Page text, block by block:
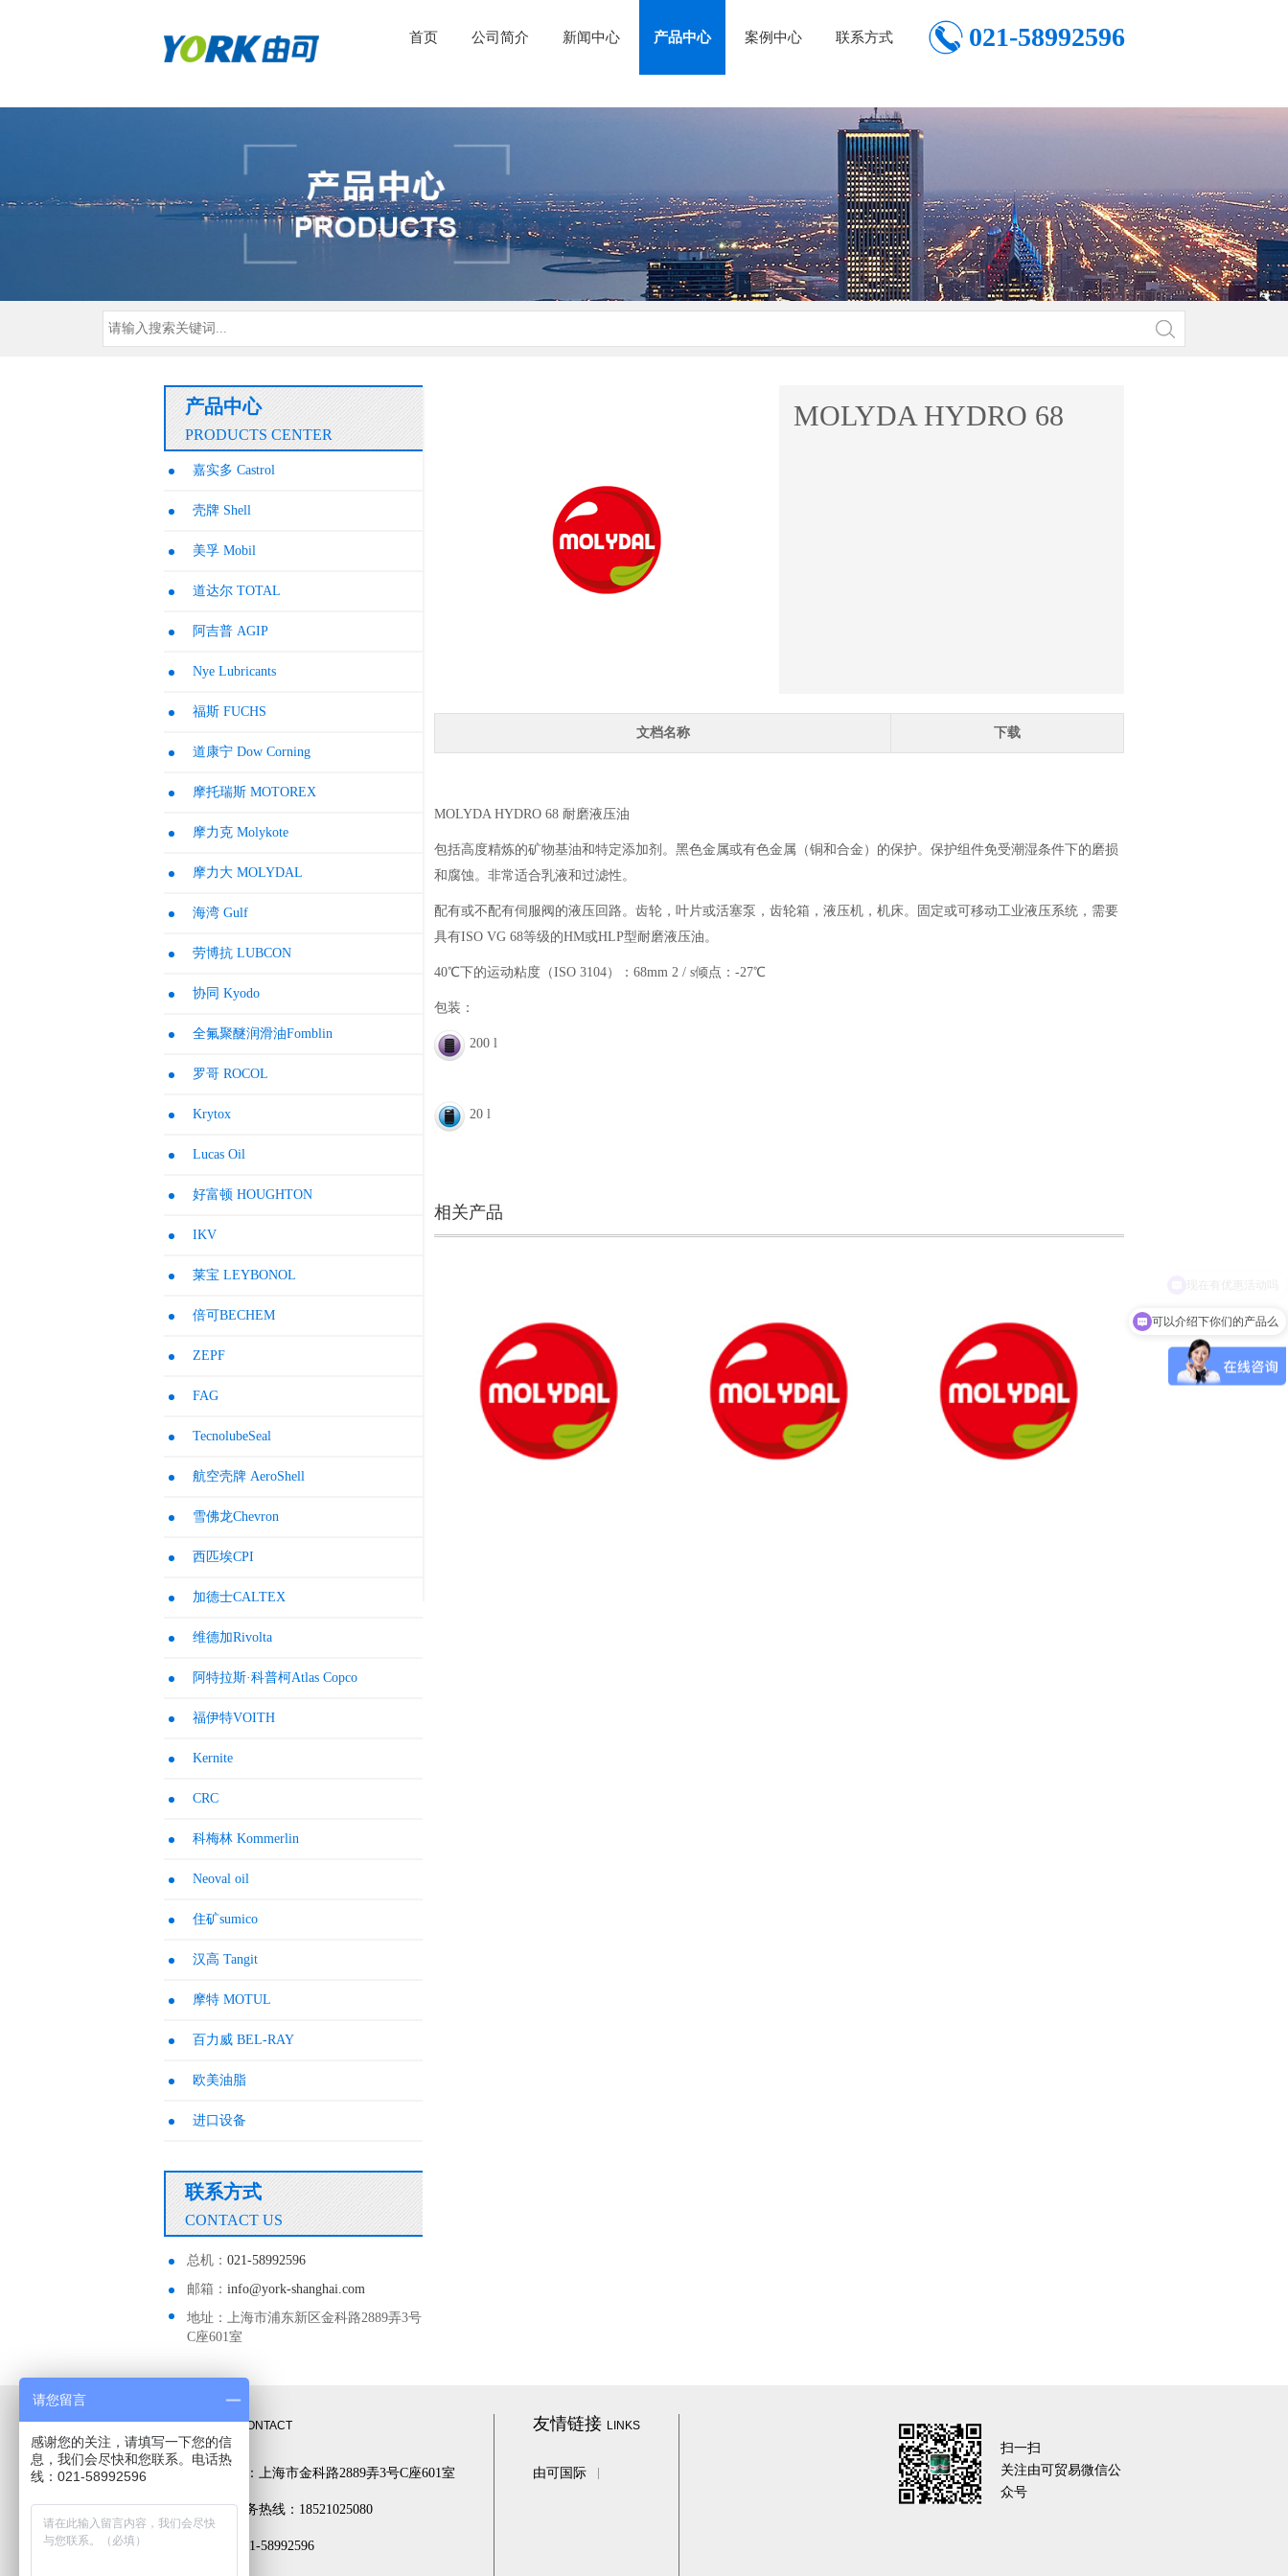
首页 公司简介 新闻中心 产品中心 案例中心 联系方式 021-58992596
产品中心
PRODUCTS CENTER
嘉实多 Castrol
壳牌 Shell
美孚 Mobil
道达尔 TOTAL
阿吉普 AGIP
Nye Lubricants
福斯 FUCHS
道康宁 Dow Corning
摩托瑞斯 MOTOREX
摩力克 Molykote
摩力大 MOLYDAL
海湾 Gulf
劳博抗 LUBCON
协同 Kyodo
全氟聚醚润滑油Fomblin
罗哥 ROCOL
Krytox
Lucas Oil
好富顿 HOUGHTON
IKV
莱宝 LEYBONOL
倍可BECHEM
ZEPF
FAG
TecnolubeSeal
航空壳牌 AeroShell
雪佛龙Chevron
西匹埃CPI
加德士CALTEX
维德加Rivolta
阿特拉斯·科普柯Atlas Copco
福伊特VOITH
Kernite
CRC
科梅林 Kommerlin
Neoval oil
住矿sumico
汉高 Tangit
摩特 MOTUL
百力威 BEL-RAY
欧美油脂
进口设备
联系方式
CONTACT US
总机： 021-58992596
邮箱： info@york-shanghai.com
地址：上海市浦东新区金科路2889弄3号
C座601室
MOLYDA HYDRO 68
文档名称 下载
MOLYDA HYDRO 68 耐磨液压油
包括高度精炼的矿物基油和特定添加剂。黑色金属或有色金属（铜和合金）的保护。保护组件免受潮湿条件下的磨损
和腐蚀。非常适合乳液和过滤性。
配有或不配有伺服阀的液压回路。齿轮，叶片或活塞泵，齿轮箱，液压机，机床。固定或可移动工业液压系统，需要
具有ISO VG 68等级的HM或HLP型耐磨液压油。
40℃下的运动粘度（ISO 3104）：68mm 2 / s倾点：-27℃
包装：
200 l
20 l
相关产品
联系方式CONTACT
公司地址：上海市金科路2889弄3号C座601室
24小时服务热线：18521025080
电话： 021-58992596
友情链接 LINKS
由可国际
扫一扫
关注由可贸易微信公
众号
可以介绍下你们的产品么
请您留言
感谢您的关注，请填写一下您的信
息，我们会尽快和您联系。电话热
线：021-58992596